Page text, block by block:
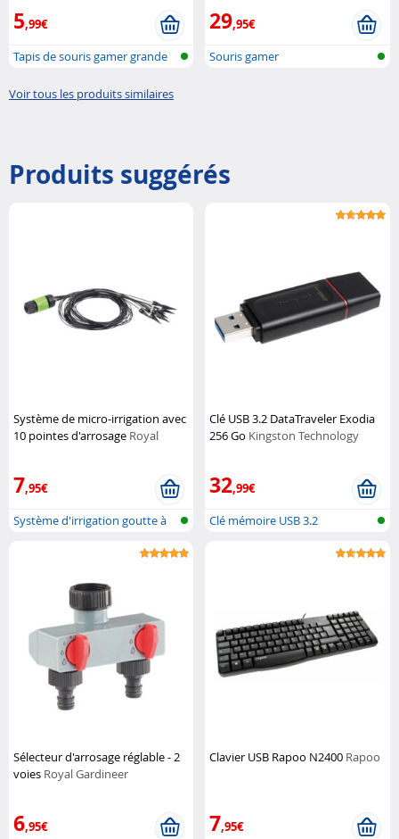
5,99€
Tapis de souris gamer grande
29,95€
Souris gamer
Voir tous les produits similaires
Produits suggérés
Système de micro-irrigation avec
10 pointes d'arrosage Royal
7,95€
Système d'irrigation goutte à
Clé USB 3.2 DataTraveler Exodia
256 Go Kingston Technology
32,99€
Clé mémoire USB 3.2
Sélecteur d'arrosage réglable - 2
voies Royal Gardineer
6,95€
Clavier USB Rapoo N2400 Rapoo
7,95€